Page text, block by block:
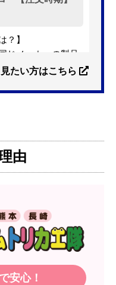
？】
じメーカーの製品
ら2口のものへ変
割高になるとのこ
かなり安い価格で
なども充実してい
ップの一つです。
たい方はこちら
由
安心！